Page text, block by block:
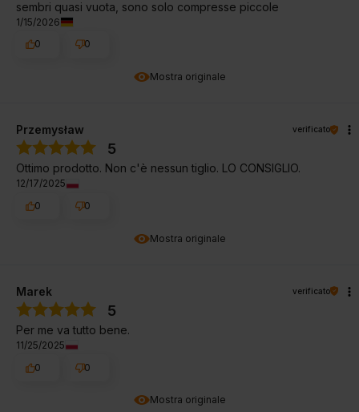
Mostra originale
sembri quasi vuota, sono solo compresse piccole
1/15/2026
0
0
Mostra originale
Przemysław verificato
5
Ottimo prodotto. Non c'è nessun tiglio. LO CONSIGLIO.
12/17/2025
0
0
Mostra originale
Marek verificato
5
Per me va tutto bene.
11/25/2025
0
0